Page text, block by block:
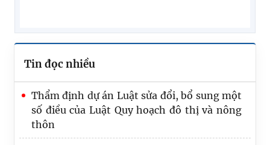
Tin đọc nhiều
Thẩm định dự án Luật sửa đổi, bổ sung một
số điều của Luật Quy hoạch đô thị và nông
thôn